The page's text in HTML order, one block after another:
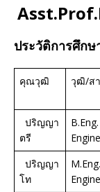
ประวัติการศึกษ
คุณวุฒิ วุฒิ/ส
ปริญญา
ตรี
ปริญญา
โท